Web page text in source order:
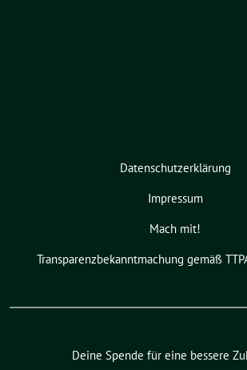
Datenschutzerklärung
Impressum
Mach mit!
Transparenzbekanntmachung gemäß
Deine Spende für eine bessere